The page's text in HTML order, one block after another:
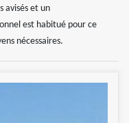
avisés et un
est habitué pour ce
nécessaires.